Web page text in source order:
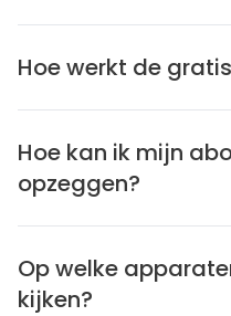
Hoe werkt de
Hoe kan ik mijn
opzeggen?
Op welke
kijken?